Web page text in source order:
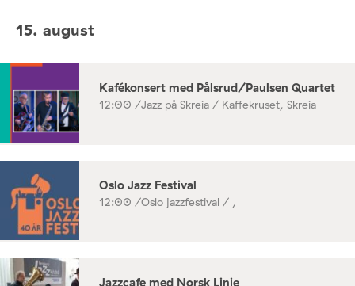
15. august
Kafékonsert med Pålsrud/Paulsen Quartet
12:00 /Jazz på Skreia / Kaffekruset, Skreia
Oslo Jazz Festival
12:00 /Oslo jazzfestival / ,
Jazzcafe med Norsk Linie